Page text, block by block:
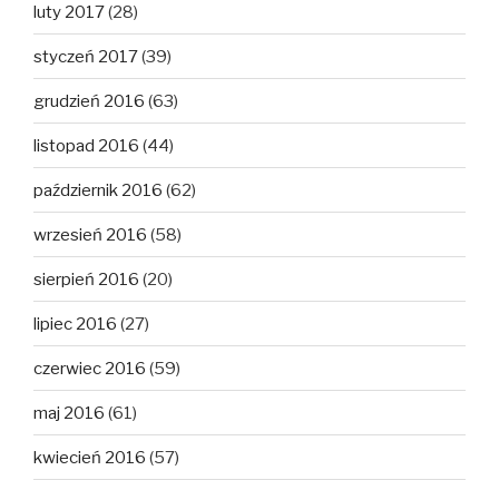
luty 2017(28)
styczeń 2017(39)
grudzień 2016 (63)
listopad 2016 (44)
październik 2016 (62)
wrzesień 2016 (58)
sierpień 2016 (20)
lipiec 2016 (27)
czerwiec 2016 (59)
maj 2016 (61)
kwiecień 2016 (57)